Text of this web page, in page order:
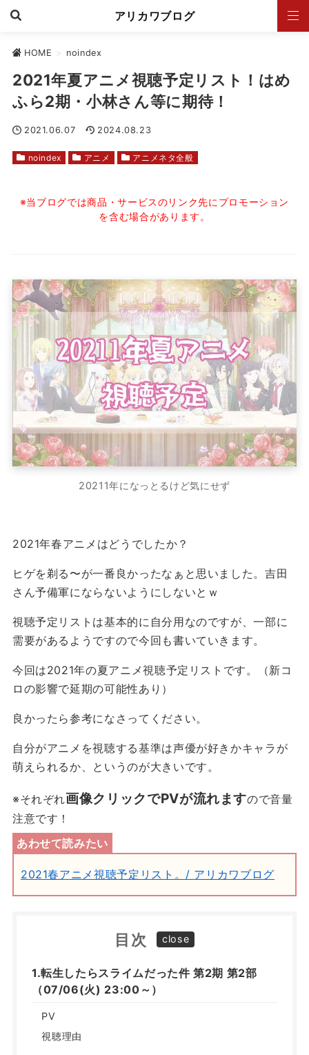
アリカワブログ
HOME > noindex
2021年夏アニメ視聴予定リスト！はめ
ふら2期・小林さん等に期待！
2021.06.07 2024.08.23
noindex アニメ アニメネタ全般
※当ブログでは商品・サービスのリンク先にプロモーション
を含む場合があります。
20211年になっとるけど気にせず
2021年春アニメはどうでしたか？
ヒゲを剃る〜が一番良かったなぁと思いました。吉田
さん予備軍にならないようにしないとｗ
視聴予定リストは基本的に自分用なのですが、一部に
需要があるようですので今回も書いていきます。
今回は2021年の夏アニメ視聴予定リストです。（新コ
ロの影響で延期の可能性あり）
良かったら参考になさってください。
自分がアニメを視聴する基準は声優が好きかキャラが
萌えられるか、というのが大きいです。
※それぞれ画像クリックでPVが流れますので音量
注意です！
2021春アニメ視聴予定リスト。/ アリカワブログ
目次
1.転生したらスライムだった件 第2期 第2部
（07/06(火) 23:00～）
PV
視聴理由